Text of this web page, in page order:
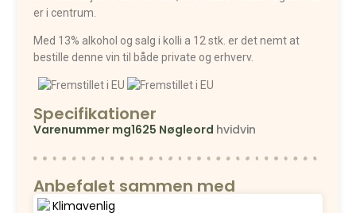
er i centrum.
Med 13% alkohol og salg i kolli a 12 stk. er det nemt at
bestille denne vin til både private og erhverv.
Specifikationer
Varenummer mg1625 Nøgleord hvidvin
Anbefalet sammen med